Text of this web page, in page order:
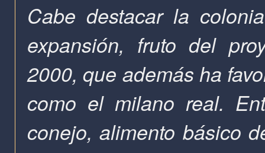
Cabe destacar la
expansión, fruto del
2000, que además ha
como el milano real.
conejo, alimento básico